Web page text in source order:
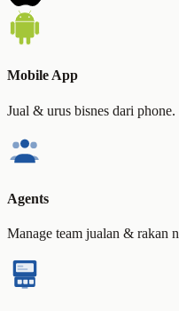
Mobile App
Jual & urus bisnes dari phone.
Agents
Manage team jualan & rakan